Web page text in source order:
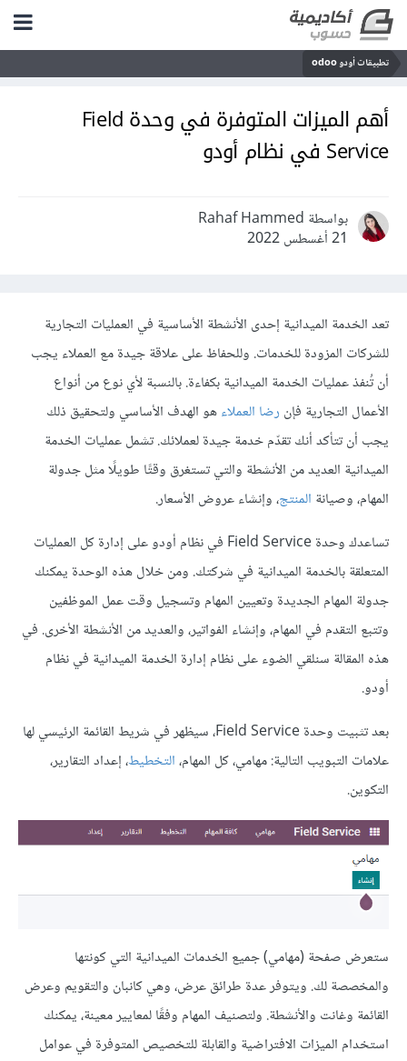
تطبيقات أودو odoo
أهم الميزات المتوفرة في وحدة Field
Service في نظام أودو
بواسطة Rahaf Hammed
21 أغسطس 2022
تعد الخدمة الميدانية إحدى الأنشطة الأساسية في العمليات التجارية
للشركات المزودة للخدمات. وللحفاظ على علاقة جيدة مع العملاء يجب
أن تُنفذ عمليات الخدمة الميدانية بكفاءة. بالنسبة لأي نوع من أنواع
الأعمال التجارية فإن رضا العملاءهو الهدف الأساسي ولتحقيق ذلك
يجب أن تتأكد أنك تقدّم خدمة جيدة لعملائك. تشمل عمليات الخدمة
الميدانية العديد من الأنشطة والتي تستغرق وقتًا طويلًا مثل جدولة
المهام، وصيانة المنتج، وإنشاء عروض الأسعار.
تساعدك وحدة Field Service في نظام أودو على إدارة كل العمليات
المتعلقة بالخدمة الميدانية في شركتك. ومن خلال هذه الوحدة يمكنك
جدولة المهام الجديدة وتعيين المهام وتسجيل وقت عمل الموظفين
وتتبع التقدم في المهام، وإنشاء الفواتير، والعديد من الأنشطة الأخرى. في
هذه المقالة سنلقي الضوء على نظام إدارة الخدمة الميدانية في نظام
أودو.
بعد تثبيت وحدة Field Service، سيظهر في شريط القائمة الرئيسي لها
علامات التبويب التالية: مهامي، كل المهام،التخطيط، إعداد التقارير،
التكوين.
ستعرض صفحة (مهامي) جميع الخدمات الميدانية التي كونتها
والمخصصة لك. ويتوفر عدة طرائق عرض، وهي كانبان والتقويم وعرض
القائمة وغانت والأنشطة. ولتصنيف المهام وفقًا لمعايير معينة، يمكنك
استخدام الميزات الافتراضية والقابلة للتخصيص المتوفرة في عوامل